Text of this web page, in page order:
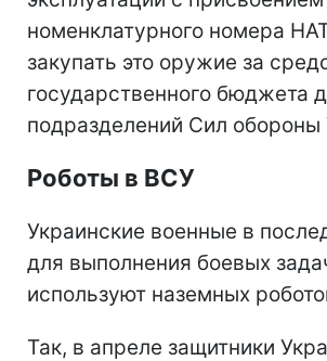
номенклатурного номера
закупать это оружие за
государственного бюджета
подразделений Сил обороны
Роботы в ВСУ
Украинские военные в
для выполнения боевых
используют наземных
Так, в апреле защитники